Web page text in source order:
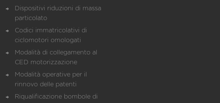
Dispositivi riduzioni di massa
particolato
Codici immatricolativi di
ciclomotori omologati
Modalità di collegamento al
CED motorizzazione
Modalità operative per il
rinnovo delle patenti
Riqualificazione bombole di